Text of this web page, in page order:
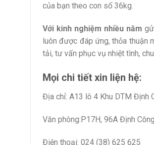
của bạn theo con số 36kg.
Với kinh nghiệm nhiều năm
luôn được đáp ứng, thỏa thuận
tải, tư vấn phục vụ nhiệt tình,
Mọi chi tiết xin liện hệ:
Địa chỉ: A13 lô 4 Khu DTM Định
Văn phòng:P17H, 96A Định
Điện thoại: 024 (38) 625 625